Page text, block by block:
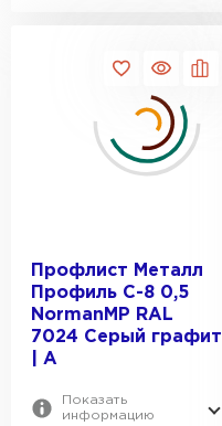
Профлист Металл
Профиль С-8 0,5
NormanMP RAL
7024 Серый графит
| A
Показать
информацию